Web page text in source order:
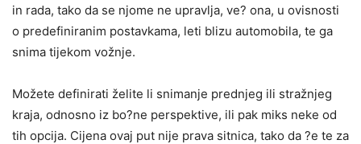
in rada, tako da se njome ne upravlja, ve? ona, u ovisnosti
o predefiniranim postavkama, leti blizu automobila, te ga
snima tijekom vožnje.
Možete definirati želite li snimanje prednjeg ili stražnjeg
kraja, odnosno iz bo?ne perspektive, ili pak miks neke od
tih opcija. Cijena ovaj put nije prava sitnica, tako da ?e te za